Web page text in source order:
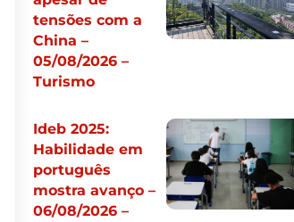
tensões com a
China –
05/08/2026 –
Turismo
Ideb 2025:
Habilidade em
português
mostra avanço –
06/08/2026 –